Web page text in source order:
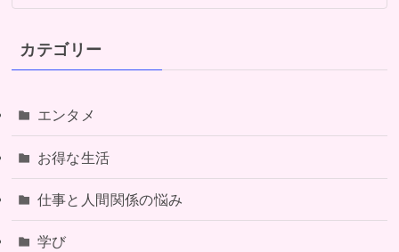
カテゴリー
エンタメ
お得な生活
仕事と人間関係の悩み
学び